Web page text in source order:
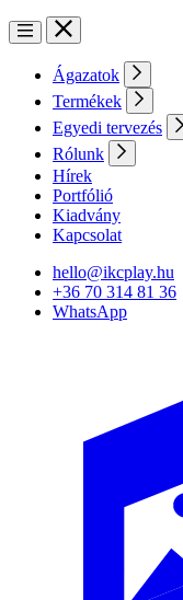
Ágazatok
Termékek
Egyedi tervezés
Rólunk
Hírek
Portfólió
Kiadvány
Kapcsolat
hello@ikcplay.hu
+36 70 314 81 36
WhatsApp